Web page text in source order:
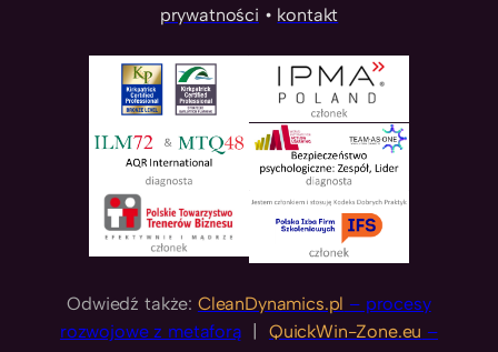
prywatności • kontakt
Odwiedź także: CleanDynamics.pl – procesy
rozwojowe z metaforą
QuickWin-Zone.eu –